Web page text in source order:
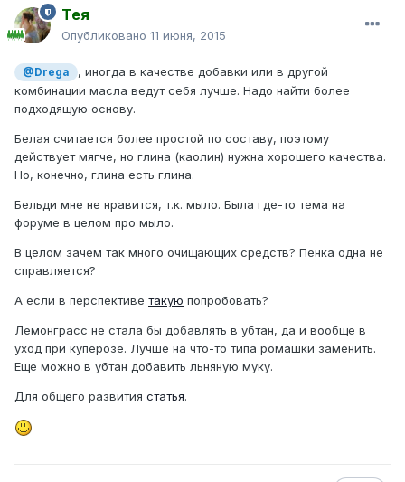
Тея
Опубликовано 11 июня, 2015
@Drega
, иногда в качестве добавки или в другой
комбинации масла ведут себя лучше. Надо найти более
подходящую основу.
Белая считается более простой по составу, поэтому
действует мягче, но глина (каолин) нужна хорошего качества.
Но, конечно, глина есть глина.
Бельди мне не нравится, т.к. мыло. Была где-то тема на
форуме в целом про мыло.
В целом зачем так много очищающих средств? Пенка одна не
справляется?
А если в перспективе такую попробовать?
Лемонграсс не стала бы добавлять в убтан, да и вообще в
уход при куперозе. Лучше на что-то типа ромашки заменить.
Еще можно в убтан добавить льняную муку.
Для общего развития статья.